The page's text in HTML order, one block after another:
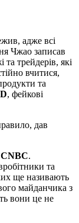
адже всі
Чжао записав
трейдерів, які
вчитися,
та
, фейкові
дав
CNBC.
та
ще називають
майданчика з
вони це не